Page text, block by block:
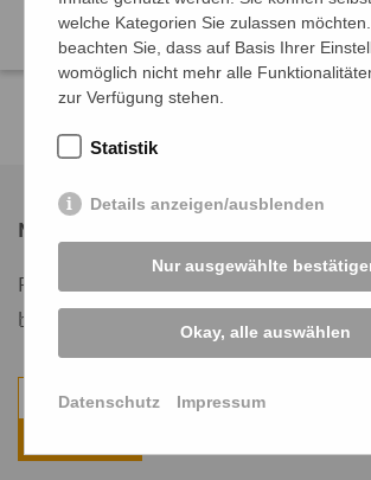
Newsletter
Registrieren Sie sich für unseren
bleiben Sie auf dem Laufenden.
welche Kategorien Sie zulassen
beachten Sie, dass auf Basis Ihrer
womöglich nicht mehr alle
zur Verfügung stehen.
Statistik
Details anzeigen/ausblenden
Nur ausgewählte
Okay, alle auswählen
Datenschutz Impressum